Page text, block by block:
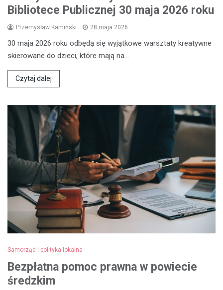
Bibliotece Publicznej 30 maja 2026 roku
Przemysław Kamiński 28 maja 2026
30 maja 2026 roku odbędą się wyjątkowe warsztaty kreatywne
skierowane do dzieci, które mają na…
Czytaj dalej
Samorząd i polityka lokalna
Bezpłatna pomoc prawna w powiecie
średzkim